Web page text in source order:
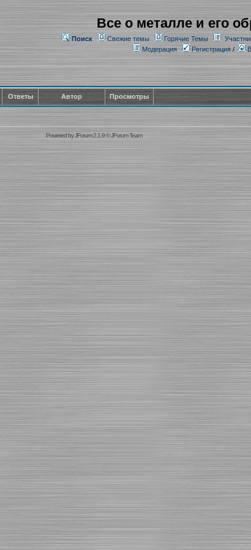
Все о металле и его
Поиск Свежие темы Горячие Темы
Модерация
Регистрация/
Ответы Автор Просмотры
Powered byJForum 2.1.9©JForum Team